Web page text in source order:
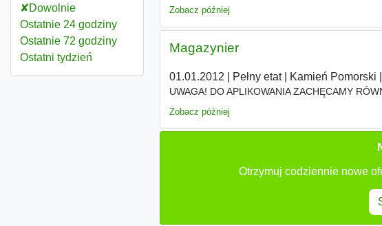
Dowolnie
Ostatnie 24 godziny
Ostatnie 72 godziny
Ostatni tydzień
Zobacz później
Magazynier
01.01.2012 Pełny etat| Kamień Pomorski
UWAGA! DO APLIKOWANIA ZACHĘCAMY
Zobacz później
Otrzymuj codziennie nowe